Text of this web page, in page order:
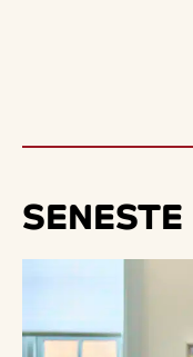
SENESTE